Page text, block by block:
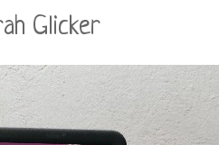
Glicker